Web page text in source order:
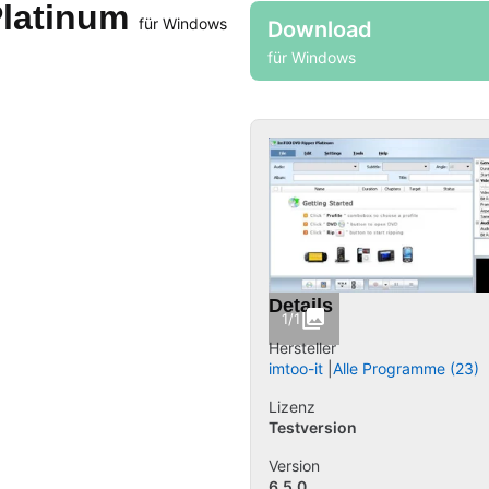
für Windows Download
für Windows
1/1
Details
Hersteller
imtoo-it Alle Programme (23)
Lizenz
Testversion
Version